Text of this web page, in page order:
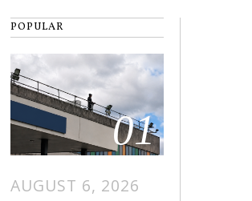
POPULAR
01
AUGUST 6, 2026